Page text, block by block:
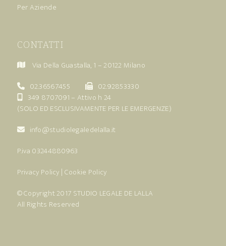
Per Aziende
CONTATTI
Via Della Guastalla, 1 – 20122 Milano
02.36567455
02.92853330
349 8707091 – Attivo h 24
(SOLO ED ESCLUSIVAMENTE PER LE EMERGENZE)
info@studiolegaledelalla.it
P.iva 03244880963
Privacy Policy | Cookie Policy
© Copyright 2017 STUDIO LEGALE DE LALLA
All Rights Reserved